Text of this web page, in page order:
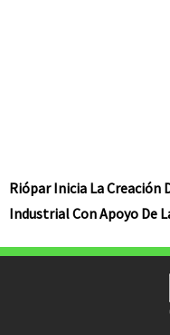
Riópar Inicia La Creación
Industrial Con Apoyo De